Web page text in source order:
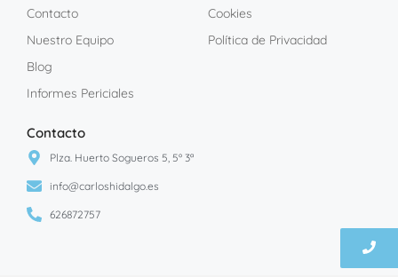
Contacto
Nuestro Equipo
Blog
Informes Periciales
Cookies
Política de Privacidad
Contacto
Plza. Huerto Sogueros 5, 5º 3ª
info@carloshidalgo.es
626872757